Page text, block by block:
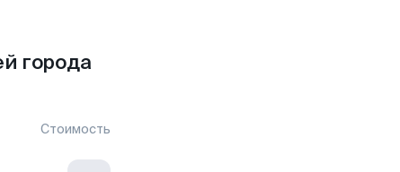
города
Стоимость